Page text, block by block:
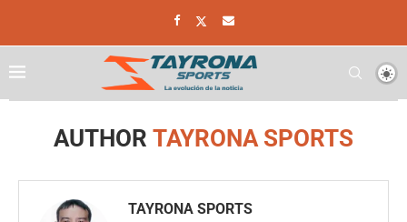
AUTHOR TAYRONA SPORTS
TAYRONA SPORTS